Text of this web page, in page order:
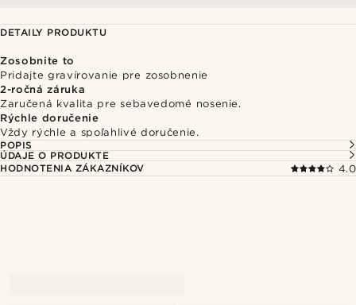
DETAILY PRODUKTU
Zosobnite to
Pridajte gravírovanie pre zosobnenie
2-ročná záruka
Zaručená kvalita pre sebavedomé nosenie.
Rýchle doručenie
Vždy rýchle a spoľahlivé doručenie.
POPIS
ÚDAJE O PRODUKTE
HODNOTENIA ZÁKAZNÍKOV
4.0